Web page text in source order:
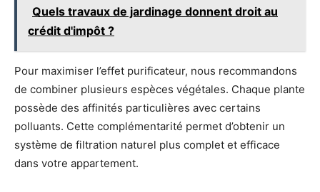
Quels travaux de jardinage donnent droit au
crédit d'impôt ?
Pour maximiser l’effet purificateur, nous recommandons
de combiner plusieurs espèces végétales. Chaque plante
possède des affinités particulières avec certains
polluants. Cette complémentarité permet d’obtenir un
système de filtration naturel plus complet et efficace
dans votre appartement.